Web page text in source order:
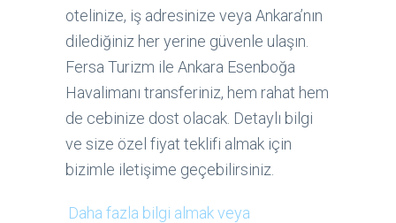
otelinize, iş adresinize veya Ankara’nın
dilediğiniz her yerine güvenle ulaşın.
Fersa Turizm ile Ankara Esenboğa
Havalimanı transferiniz, hem rahat hem
de cebinize dost olacak. Detaylı bilgi
ve size özel fiyat teklifi almak için
bizimle iletişime geçebilirsiniz.
Daha fazla bilgi almak veya